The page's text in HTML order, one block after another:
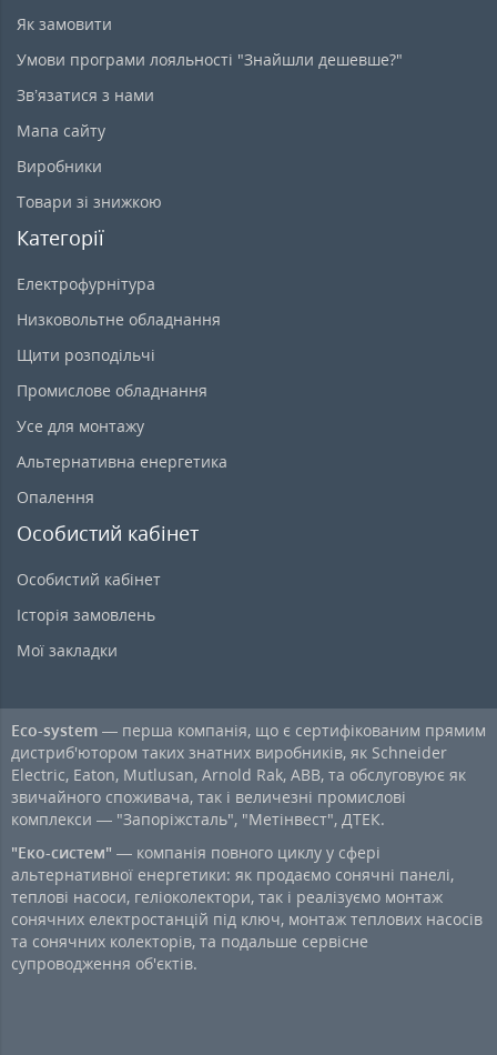
Як замовити
Умови програми лояльності "Знайшли дешевше?"
Зв’язатися з нами
Мапа сайту
Виробники
Товари зі знижкою
Категорії
Електрофурнітура
Низковольтне обладнання
Щити розподільчі
Промислове обладнання
Усе для монтажу
Альтернативна енергетика
Опалення
Особистий кабінет
Особистий кабінет
Історія замовлень
Мої закладки
Eco-system — перша компанія, що є сертифікованим прямим
дистриб'ютором таких знатних виробників, як Schneider
Electric, Eaton, Mutlusan, Arnold Rak, ABB, та обслуговуює як
звичайного споживача, так і величезні промислові
комплекси — "Запоріжсталь", "Метінвест", ДТЕК.
"Еко-систем" — компанія повного циклу у сфері
альтернативної енергетики: як продаємо сонячні панелі,
теплові насоси, геліоколектори, так і реалізуємо монтаж
сонячних електростанцій під ключ, монтаж теплових насосів
та сонячних колекторів, та подальше сервісне
супроводження об'єктів.